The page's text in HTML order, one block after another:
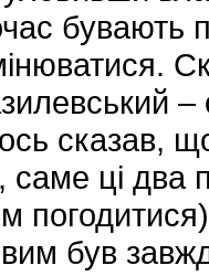
бувають
–
сказав,
ці два
був